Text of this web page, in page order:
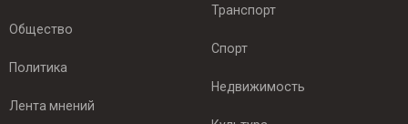
Общество
Политика
Лента мнений
Транспорт
Спорт
Недвижимость